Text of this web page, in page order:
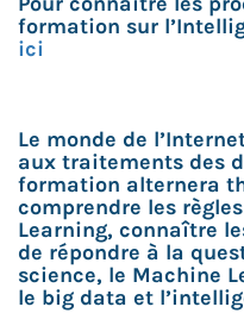
formation sur
ici
Le monde de
aux traitements des
formation alternera
comprendre les
Learning, connaître
de répondre à la
science, le Machine
le big data et